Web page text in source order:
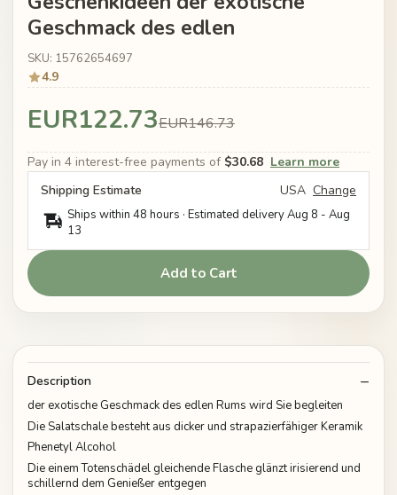
Geschmack des edlen
SKU: 15762654697
4.9
EUR122.73EUR146.73
Pay in 4 interest-free payments of $30.68 Learn more
Shipping Estimate
USA Change
Ships within 48 hours · Estimated deliveryAug 8 - Aug
13
Add to Cart
Description
der exotische Geschmack des edlen Rums wird Sie begleiten
Die Salatschale besteht aus dicker und strapazierfähiger Keramik
Phenetyl Alcohol
Die einem Totenschädel gleichende Flasche glänzt irisierend und
schillernd dem Genießer entgegen